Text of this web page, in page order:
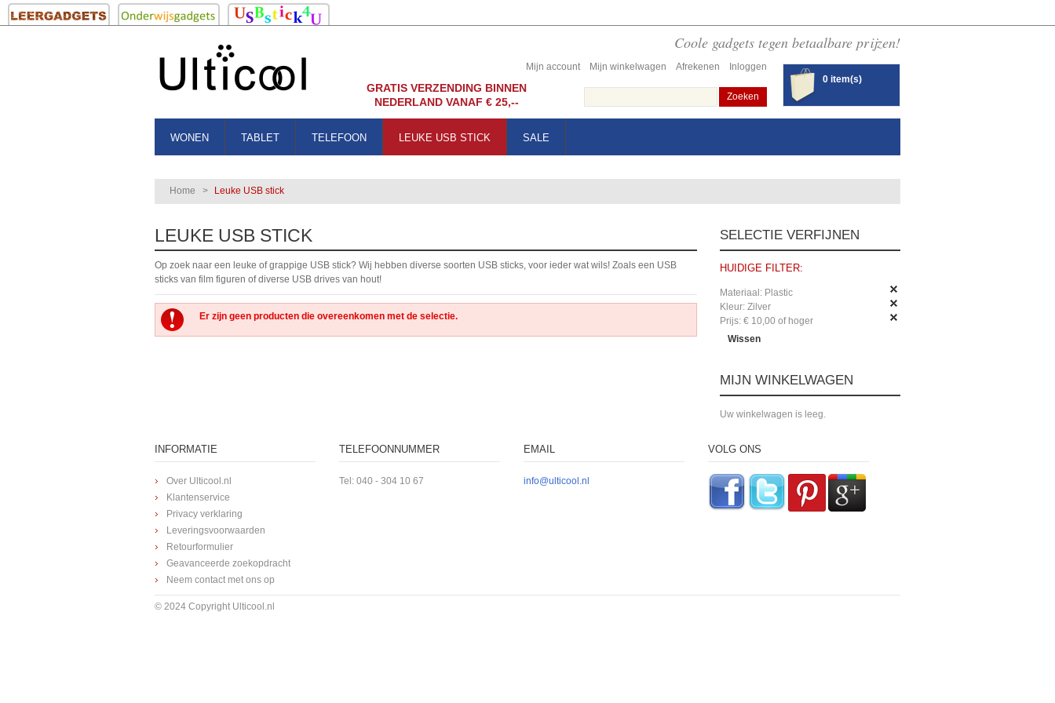
GRATIS VERZENDING BINNEN
NEDERLAND VANAF € 25,--
Coole gadgets tegen betaalbare prijzen!
0 item(s)
Inloggen
Mijn account Mijn winkelwagen Afrekenen
Zoeken
WONEN TABLET TELEFOON LEUKE USB STICK SALE
Home > Leuke USB stick
LEUKE USB STICK
Op zoek naar een leuke of grappige USB stick? Wij hebben diverse soorten USB sticks, voor ieder wat wils! Zoals een USB
sticks van film figuren of diverse USB drives van hout!
Er zijn geen producten die overeenkomen met de selectie.
SELECTIE VERFIJNEN
HUIDIGE FILTER:
Materiaal: Plastic
Kleur: Zilver
Prijs: € 10,00 of hoger
Wissen
MIJN WINKELWAGEN
Uw winkelwagen is leeg.
INFORMATIE
Over Ulticool.nl
Klantenservice
Privacy verklaring
Leveringsvoorwaarden
Retourformulier
Geavanceerde zoekopdracht
Neem contact met ons op
TELEFOONNUMMER
Tel: 040 - 304 10 67
EMAIL
info@ulticool.nl
VOLG ONS
© 2024 Copyright Ulticool.nl